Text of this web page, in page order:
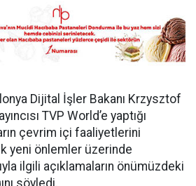
Dijital İşler Bakanı Krzysztof
TVP World’e yaptığı
çevrim içi faaliyetlerini
yeni önlemler üzerinde
ilgili açıklamaların önümüzdeki
söyledi.